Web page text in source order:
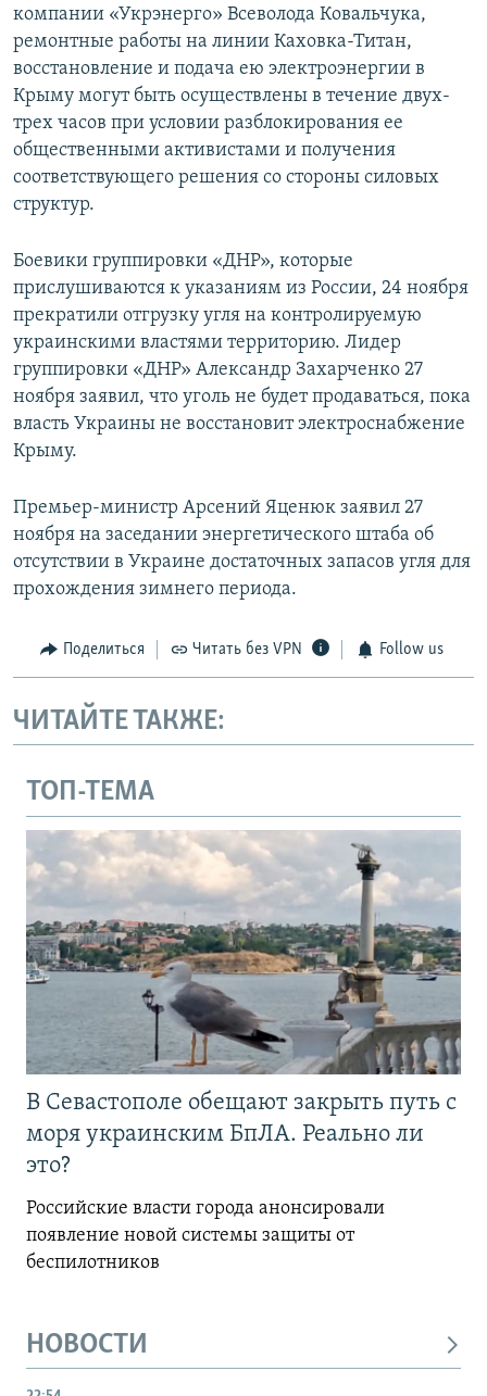
компании «Укрэнерго» Всеволода Ковальчука,
ремонтные работы на линии Каховка-Титан,
восстановление и подача ею электроэнергии в
Крыму могут быть осуществлены в течение двух-
трех часов при условии разблокирования ее
общественными активистами и получения
соответствующего решения со стороны силовых
структур.
Боевики группировки «ДНР», которые
прислушиваются к указаниям из России, 24 ноября
прекратили отгрузку угля на контролируемую
украинскими властями территорию. Лидер
группировки «ДНР» Александр Захарченко 27
ноября заявил, что уголь не будет продаваться, пока
власть Украины не восстановит электроснабжение
Крыму.
Премьер-министр Арсений Яценюк заявил 27
ноября на заседании энергетического штаба об
отсутствии в Украине достаточных запасов угля для
прохождения зимнего периода.
Поделиться Читать без VPN Follow us
ЧИТАЙТЕ ТАКЖЕ:
ТОП-ТЕМА
В Севастополе обещают закрыть путь с
моря украинским БпЛА. Реально ли
это?
Российские власти города анонсировали
появление новой системы защиты от
беспилотников
НОВОСТИ